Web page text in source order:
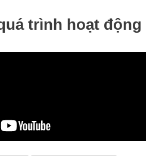
trình hoạt động